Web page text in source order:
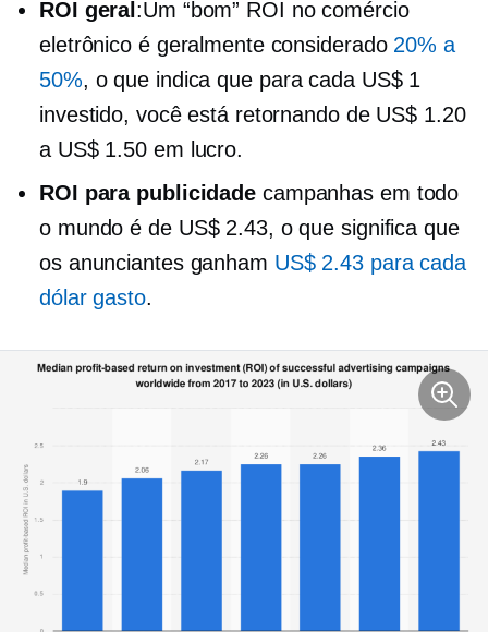
ROI geral :Um “bom” ROI no comércio
eletrônico é geralmente considerado 20% a
50%, o que indica que para cada US$ 1
investido, você está retornando de US$ 1.20
a US$ 1.50 em lucro.
ROI para publicidade campanhas em todo
o mundo é de US$ 2.43, o que significa que
os anunciantes ganham US$ 2.43 para cada
dólar gasto.